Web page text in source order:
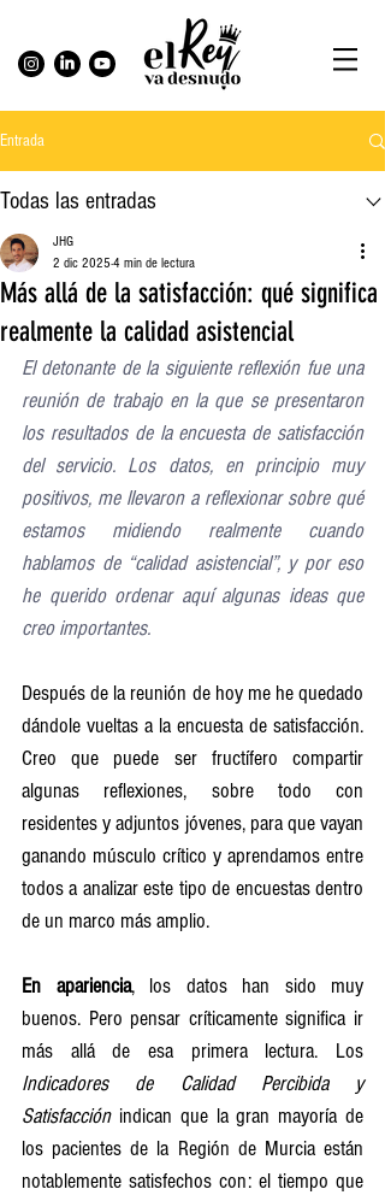
Entrada
Todas las entradas
Más allá de la satisfacción: qué significa
realmente la calidad asistencial
JHG
2 dic 2025 4 min de lectura
El detonante de la siguiente reflexión fue una
reunión de trabajo en la que se presentaron
los resultados de la encuesta de satisfacción
del servicio. Los datos, en principio muy
positivos, me llevaron a reflexionar sobre qué
estamos midiendo realmente cuando
hablamos de “calidad asistencial”, y por eso
he querido ordenar aquí algunas ideas que
creo importantes.
Después de la reunión de hoy me he quedado
dándole vueltas a la encuesta de satisfacción.
Creo que puede ser fructífero compartir
algunas reflexiones, sobre todo con
residentes y adjuntos jóvenes, para que vayan
ganando músculo crítico y aprendamos entre
todos a analizar este tipo de encuestas dentro
de un marco más amplio.
En apariencia, los datos han sido muy
buenos. Pero pensar críticamente significa ir
Indicadores de Calidad Percibida y
Satisfacción indican que la gran mayoría de
los pacientes de la Región de Murcia están
notablemente satisfechos con: el tiempo que